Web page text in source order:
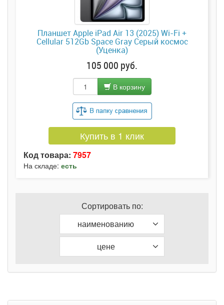
Планшет Apple iPad Air 13 (2025) Wi-Fi +
Cellular 512Gb Space Gray Серый космос
(Уценка)
105 000 руб.
В корзину
Купить в 1 клик
Код товара: 7957
На складе: есть
Сортировать по:
наименованию
цене